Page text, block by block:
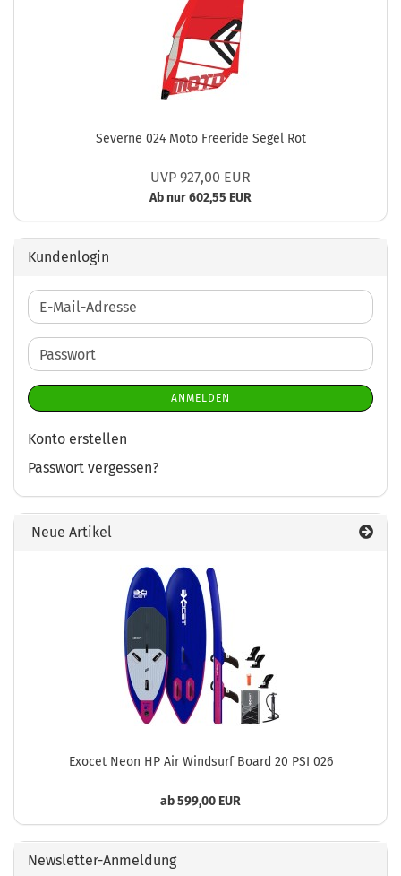
Severne 024 Moto Freeride Segel Rot
UVP 927,00 EUR
Ab nur 602,55 EUR
Kundenlogin
E-
Mail-
Adresse
Passwort
ANMELDEN
Konto erstellen
Passwort vergessen?
Neue Artikel
Exocet Neon HP Air Windsurf Board 20 PSI 026
ab 599,00 EUR
Newsletter-Anmeldung